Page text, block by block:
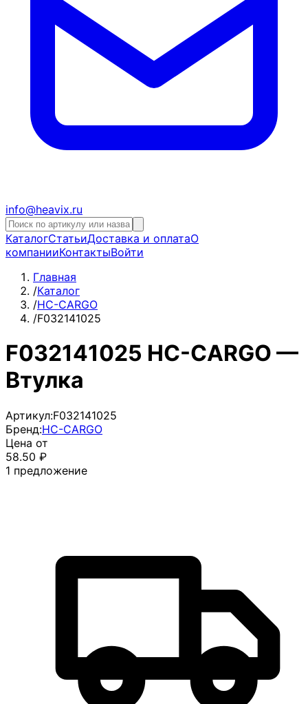
info@heavix.ru
КаталогСтатьиДоставка и оплатаО
компанииКонтактыВойти
Главная
/Каталог
/HC-CARGO
/F032141025
F032141025 HC-CARGO —
Втулка
Артикул:F032141025
Бренд:HC-CARGO
Цена от
58.50 ₽
1 предложение